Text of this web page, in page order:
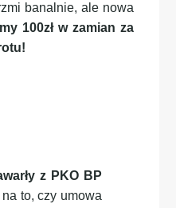
banalnie, ale nowa
100zł w zamian za
z PKO BP
to, czy umowa